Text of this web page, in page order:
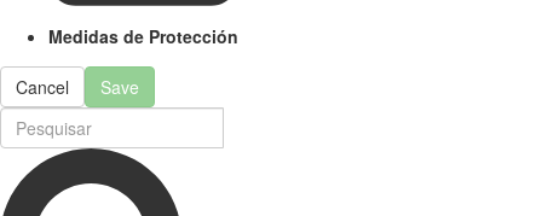
Medidas de Protección
Cancel Save